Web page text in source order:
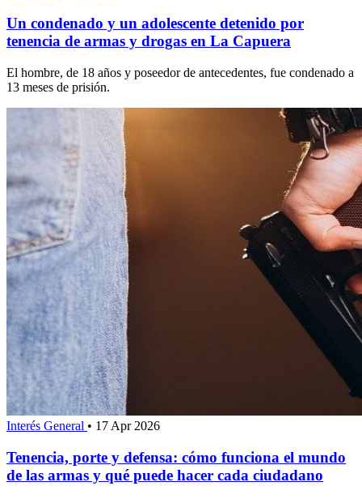
Un condenado y un adolescente detenido por
tenencia de armas y drogas en La Capuera
El hombre, de 18 años y poseedor de antecedentes, fue condenado a
13 meses de prisión.
Interés General • 17 Apr 2026
Tenencia, porte y defensa: cómo funciona el mundo
de las armas y qué puede hacer cada ciudadano